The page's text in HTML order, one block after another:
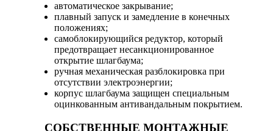
автоматическое закрывание;
плавный запуск и замедление в конечных
положениях;
самоблокирующийся редуктор, который
предотвращает несанкционированное
открытие шлагбаума;
ручная механическая разблокировка при
отсутствии электроэнергии;
корпус шлагбаума защищен специальным
оцинкованным антивандальным покрытием.
СОБСТВЕННЫЕ МОНТАЖНЫЕ